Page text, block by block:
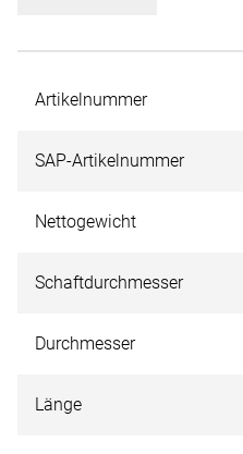
Schneidkantenstabilität bei
ruhiges Laufverhalten, hohe
anspruchsvollen Werkstoffen
Die leistungsfähige TiAlN-
die Warmhärtebeständigkeit
der Werkzeugverschleiß
Artikelnummer
SAP-Artikelnummer
Nettogewicht
Schaftdurchmesser
Durchmesser
Länge